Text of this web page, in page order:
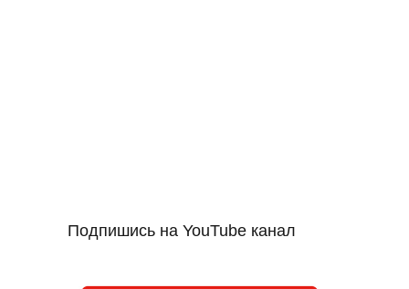
Подпишись на YouTube канал